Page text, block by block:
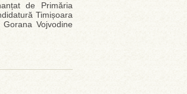
de Primăria
Timișoara
Vojvodine